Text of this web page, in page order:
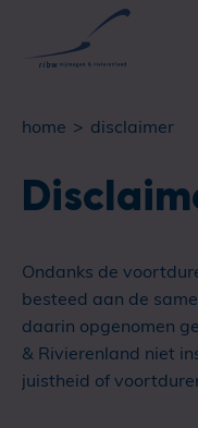
home disclaimer
Ondanks de
besteed aan de
daarin opgenomen
& Rivierenland niet
juistheid of